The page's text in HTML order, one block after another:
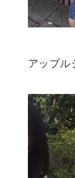
アップル